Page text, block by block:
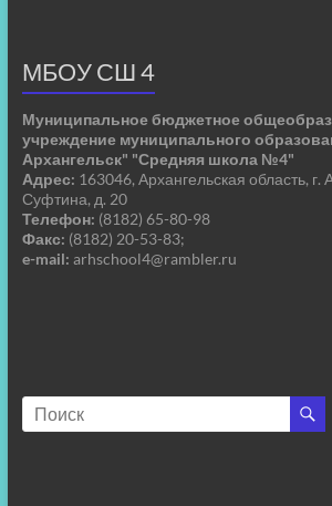
МБОУ СШ 4
Муниципальное бюджетное
учреждение муниципального
Архангельск" "Средняя школа №4"
Адрес: 163046, Архангельская область, г.
Суфтина, д. 20
Телефон: (8182) 65-80-98
Факс: (8182) 20-53-83;
e-mail: arhschool4@rambler.ru